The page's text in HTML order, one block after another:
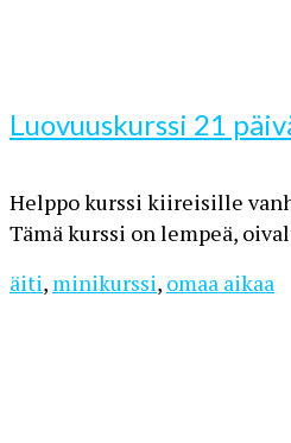
Luovuuskurssi 21
Helppo kurssi kiireisille
Tämä kurssi on lempeä,
äiti, minikurssi, omaa aikaa